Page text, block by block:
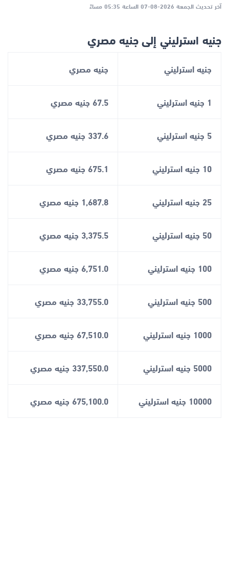
آخر تحديث الجمعة 2026-08-07 الساعة 05:35 مساءً
جنيه استرليني إلى جنيه مصري
جنيه استرليني جنيه مصري
1 جنيه استرليني 67.5 جنيه مصري
5 جنيه استرليني 337.6 جنيه مصري
10 جنيه استرليني 675.1 جنيه مصري
25 جنيه استرليني 1,687.8 جنيه مصري
50 جنيه استرليني 3,375.5 جنيه مصري
100 جنيه استرليني 6,751.0 جنيه مصري
500 جنيه استرليني 33,755.0 جنيه مصري
1000 جنيه استرليني 67,510.0 جنيه مصري
5000 جنيه استرليني 337,550.0 جنيه مصري
10000 جنيه استرليني 675,100.0 جنيه مصري